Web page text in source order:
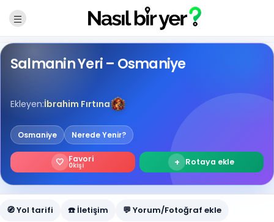
Salmanin Yeri – Osmaniye
Ekleyen:İbrahim Fırtına
Osmaniye Nerede Yenir?
🤍 Favori
0kişi + Rotaya ekle
🧭 Yol tarifi ☎️ İletişim 💬 Yorum/Fotoğraf ekle